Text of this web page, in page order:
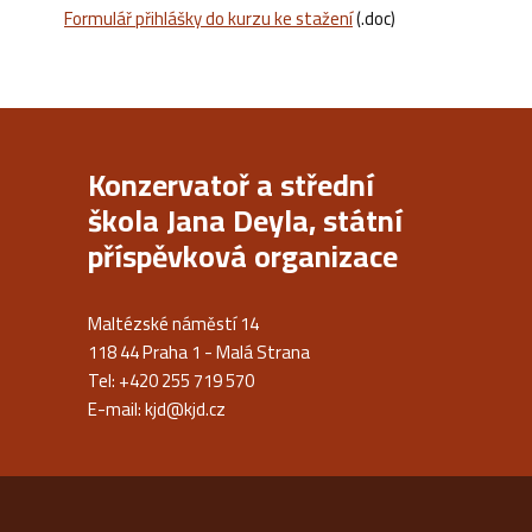
Formulář přihlášky do kurzu ke stažení(.doc)
Konzervatoř a střední
škola Jana Deyla, státní
příspěvková organizace
Maltézské náměstí 14
118 44 Praha 1 - Malá Strana
Tel: +420 255 719 570
E-mail:kjd@kjd.cz